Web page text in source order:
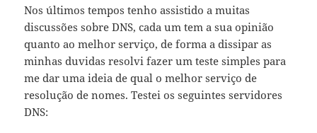
Nos últimos tempos tenho assistido a muitas
discussões sobre DNS, cada um tem a sua opinião
quanto ao melhor serviço, de forma a dissipar as
minhas duvidas resolvi fazer um teste simples para
me dar uma ideia de qual o melhor serviço de
resolução de nomes. Testei os seguintes servidores
DNS: